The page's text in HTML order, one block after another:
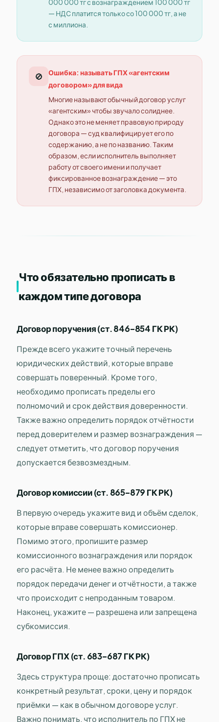
000 000 тг с вознаграждением 100 000 тг
— НДС платится только со 100 000 тг, а не
с миллиона.
🚫
Ошибка: называть ГПХ «агентским
договором» для вида
Многие называют обычный договор услуг
«агентским» чтобы звучало солиднее.
Однако это не меняет правовую природу
договора — суд квалифицирует его по
содержанию, а не по названию. Таким
образом, если исполнитель выполняет
работу от своего имени и получает
фиксированное вознаграждение — это
ГПХ, независимо от заголовка документа.
Что обязательно прописать в
каждом типе договора
Договор поручения (ст. 846–854 ГК РК)
Прежде всего укажите точный перечень
юридических действий, которые вправе
совершать поверенный. Кроме того,
необходимо прописать пределы его
полномочий и срок действия доверенности.
Также важно определить порядок отчётности
перед доверителем и размер вознаграждения —
следует отметить, что договор поручения
допускается безвозмездным.
Договор комиссии (ст. 865–879 ГК РК)
В первую очередь укажите вид и объём сделок,
которые вправе совершать комиссионер.
Помимо этого, пропишите размер
комиссионного вознаграждения или порядок
его расчёта. Не менее важно определить
порядок передачи денег и отчётности, а также
что происходит с непроданным товаром.
Наконец, укажите — разрешена или запрещена
субкомиссия.
Договор ГПХ (ст. 683–687 ГК РК)
Здесь структура проще: достаточно прописать
конкретный результат, сроки, цену и порядок
приёмки — как в обычном договоре услуг.
Важно понимать, что исполнитель по ГПХ не